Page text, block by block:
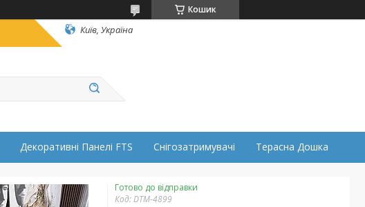
Кошик
Київ, Україна
Декоративні Панелі FTS Снігозатримувачі Терасна Дошка
Готово до відправки
Код:DTM-4899